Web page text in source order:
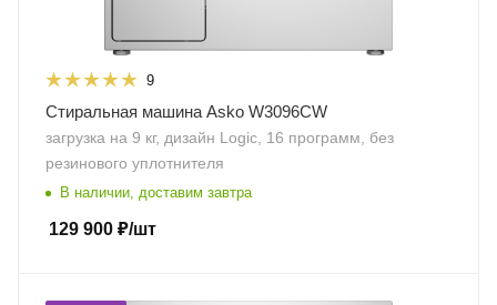
9
Стиральная машина Asko W3096CW
загрузка на 9 кг, дизайн Logic, 16 программ, без
резинового уплотнителя
В наличии, доставим завтра
129 900 ₽/шт